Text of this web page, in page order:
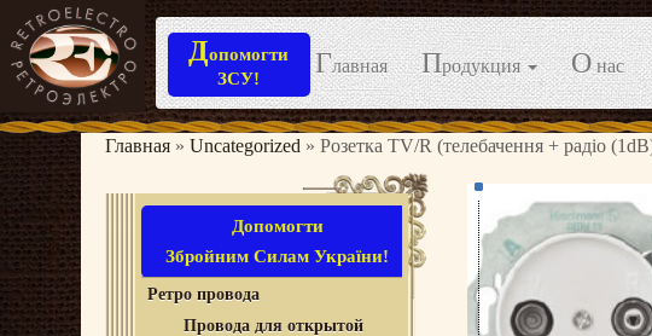
Перейти
содержимому
Допомогти
ЗСУ!
Главная Продукция Онас
Главная » Uncategorized » Розетка TV/R (телебачення + радіо
Допомогти
Збройним Силам України!
Ретро провода
Провода для открытой